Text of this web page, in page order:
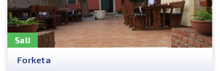
Sali
Forketa